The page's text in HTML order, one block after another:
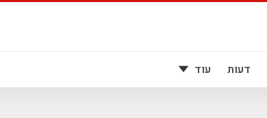
דעות עוד